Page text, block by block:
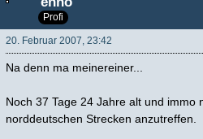
Profi
20. Februar 2007, 23:42
Na denn ma meinereiner...
Noch 37 Tage 24 Jahre alt und immo
norddeutschen Strecken anzutreffen.